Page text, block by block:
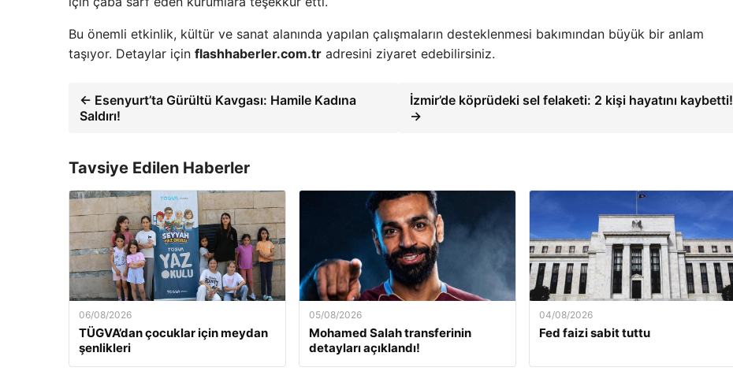
Bu önemli etkinlik, kültür ve sanat alanında yapılan çalışmaların desteklenmesi bakımından büyük bir anlam
taşıyor. Detaylar için flashhaberler.com.tr adresini ziyaret edebilirsiniz.
← Esenyurt’ta Gürültü Kavgası: Hamile Kadına
Saldırı!
İzmir’de köprüdeki sel felaketi: 2 kişi hayatını kaybetti!
→
Tavsiye Edilen Haberler
06/08/2026
TÜGVA’dan çocuklar için meydan
şenlikleri
05/08/2026
Mohamed Salah transferinin
detayları açıklandı!
04/08/2026
Fed faizi sabit tuttu